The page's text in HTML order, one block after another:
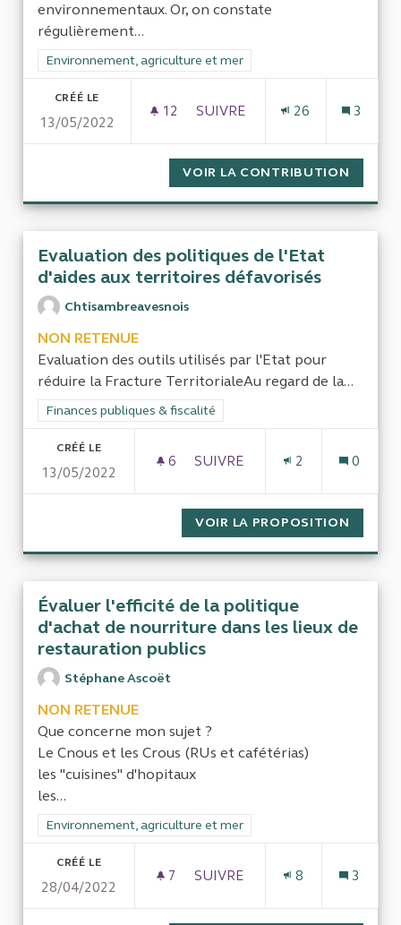
environnementaux. Or, on constate
régulièrement...
Filtrer les résultats de la catégorie : Environnement,
Environnement, agriculture et mer
CRÉÉ LE
13/05/2022
12 12 ABONNÉS
SUIVRE
26 3
VOIR LA CONTRIBUTION
Evaluation des politiques de l'Etat
d'aides aux territoires défavorisés
Chtisambreavesnois
NON RETENUE
Evaluation des outils utilisés par l'Etat pour
réduire la Fracture TerritorialeAu regard de la...
Filtrer les résultats de la catégorie : Finances publiques &
Finances publiques & fiscalité
CRÉÉ LE
13/05/2022
6 6 ABONNÉS
SUIVRE
2 0
VOIR LA PROPOSITION
Évaluer l'efficité de la politique
d'achat de nourriture dans les lieux de
restauration publics
Stéphane Ascoët
NON RETENUE
Que concerne mon sujet ?
Le Cnous et les Crous (RUs et cafétérias)
les "cuisines" d'hopitaux
les...
Filtrer les résultats de la catégorie : Environnement,
Environnement, agriculture et mer
CRÉÉ LE
28/04/2022
7 7 ABONNÉS
SUIVRE
8 3